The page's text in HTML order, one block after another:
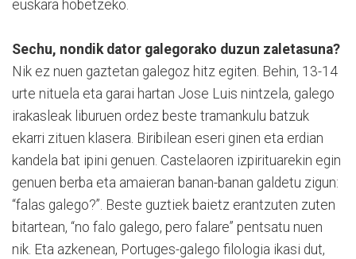
euskara hobetzeko.
Sechu, nondik dator galegorako duzun zaletasuna?
Nik ez nuen gaztetan galegoz hitz egiten. Behin, 13-14
urte nituela eta garai hartan Jose Luis nintzela, galego
irakasleak liburuen ordez beste tramankulu batzuk
ekarri zituen klasera. Biribilean eseri ginen eta erdian
kandela bat ipini genuen. Castelaoren izpirituarekin egin
genuen berba eta amaieran banan-banan galdetu zigun:
“falas galego?”. Beste guztiek baietz erantzuten zuten
bitartean, “no falo galego, pero falare” pentsatu nuen
nik. Eta azkenean, Portuges-galego filologia ikasi dut,